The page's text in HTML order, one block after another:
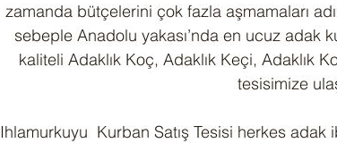
zamanda bütçelerini çok fazla aşmamaları
sebeple Anadolu yakası’nda en ucuz adak
kaliteli Adaklık Koç, Adaklık Keçi, Adaklık
tesisimize
Ihlamurkuyu  Kurban Satış Tesisi herkes